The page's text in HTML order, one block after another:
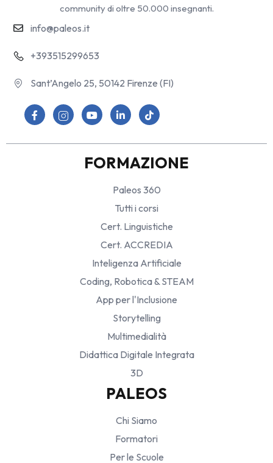
community di oltre 50.000 insegnanti.
info@paleos.it
+393515299653
Sant’Angelo 25, 50142 Firenze (FI)
FORMAZIONE
Paleos 360
Tutti i corsi
Cert. Linguistiche
Cert. ACCREDIA
Inteligenza Artificiale
Coding, Robotica & STEAM
App per l'Inclusione
Storytelling
Multimedialità
Didattica Digitale Integrata
3D
PALEOS
Chi Siamo
Formatori
Per le Scuole